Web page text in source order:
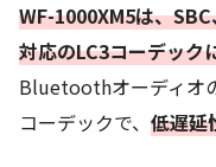
WF-1000XM5は、
対応のLC3コーデック
Bluetoothオーディオ
コーデックで、 低遅延